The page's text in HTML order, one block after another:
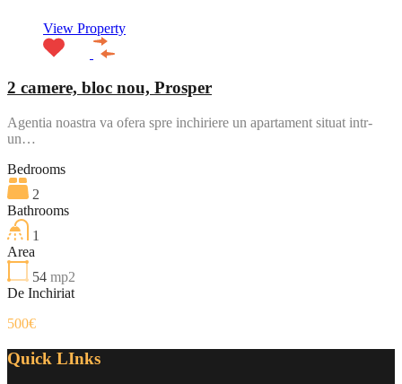
View Property
2 camere, bloc nou, Prosper
Agentia noastra va ofera spre inchiriere un apartament situat intr-
un…
Bedrooms
2
Bathrooms
1
Area
54 mp2
De Inchiriat
500€
Quick LInks